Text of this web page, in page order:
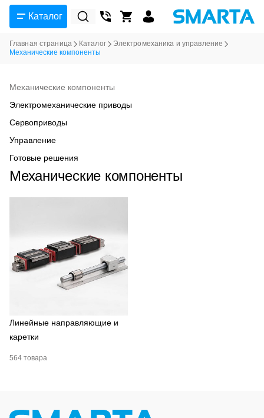
Каталог
Главная страница Каталог
Электромеханика и управление
Механические компоненты
Механические компоненты
Электромеханические приводы
Сервоприводы
Управление
Готовые решения
Механические компоненты
Линейные направляющие и
каретки
564 товара